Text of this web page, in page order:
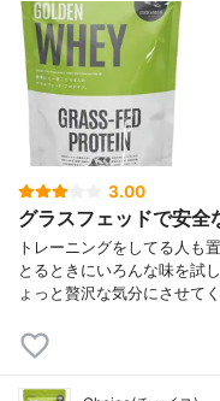
3.00
グラスフェッドで安全
トレーニングをしてる人も
とるときにいろんな味を試
ょっと贅沢な気分にさせて